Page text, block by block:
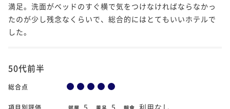
満足。洗面がベッドのすぐ横で気をつけなければならなかっ
たのが少し残念なくらいで、総合的にはとてもいいホテルで
した。
50代前半
総合点
項目別評価 部屋 5 風呂 5 朝食 利用なし